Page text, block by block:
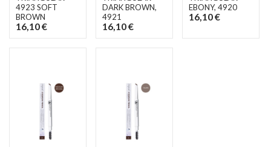
4923 SOFT
BROWN
16,10 €
DARK BROWN,
4921
16,10 €
EBONY, 4920
16,10 €